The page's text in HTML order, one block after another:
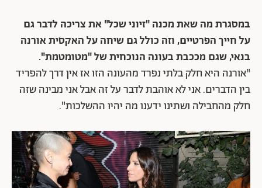
במסגרת מה שאת מכנה "זיוני שכל" את צריכה לדבר גם
על חייך הפרטיים, וזה כולל גם שיחה על האקסית אורנה
בנאי, שגם מככבת בעונה הנוכחית של "מטומטמת".
"אורנה היא חלק בלתי נפרד מהעונה הזו אז אין דרך להפריד
בין הדברים. אני לא אוהבת לדבר על זה אבל אני מבינה שזה
חלק מהחבילה ושתינו ידענו מה יהיו ההשלכות".